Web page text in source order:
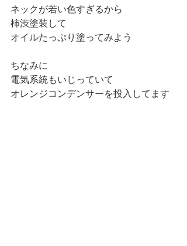
ネックが若い色すぎるから
柿渋塗装して
オイルたっぷり塗ってみよう
ちなみに
電気系統もいじっていて
オレンジコンデンサーを投入してます